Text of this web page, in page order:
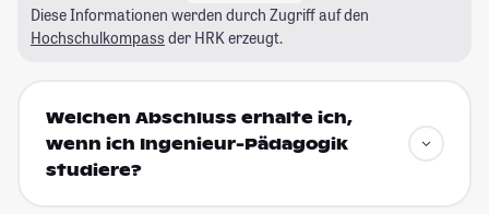
Diese Informationen werden durch Zugriff auf den
Hochschulkompass der HRK erzeugt.
Welchen Abschluss erhalte ich,
wenn ich Ingenieur-Pädagogik
studiere?